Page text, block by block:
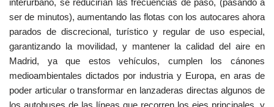
interurbano, se reducirían las frecuencias de paso, (pasando a
ser de minutos), aumentando las flotas con los autocares ahora
parados de discrecional, turístico y regular de uso especial,
garantizando la movilidad, y mantener la calidad del aire en
Madrid, ya que estos vehículos, cumplen los cánones
medioambientales dictados por industria y Europa, en aras de
poder articular o transformar en lanzaderas directas algunos de